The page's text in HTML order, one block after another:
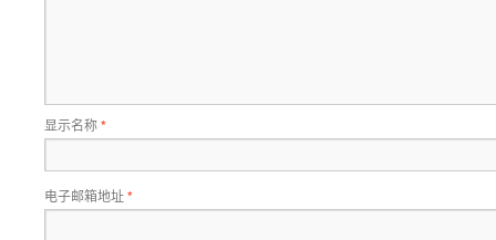
显示名称*
电子邮箱地址*